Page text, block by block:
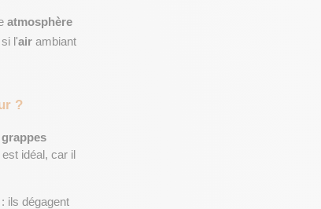
atmosphère
l'air ambiant
?
grappes
idéal, car il
ils dégagent